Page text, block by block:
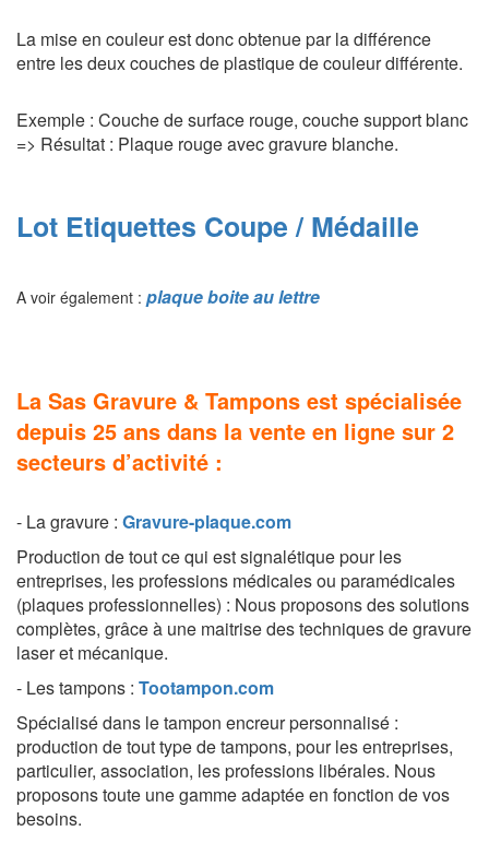
La mise en couleur est donc obtenue par la différence
entre les deux couches de plastique de couleur différente.
Exemple : Couche de surface rouge, couche support blanc
=> Résultat : Plaque rouge avec gravure blanche.
Lot Etiquettes Coupe / Médaille
A voir également : plaque boite au lettre
La Sas Gravure & Tampons est spécialisée
depuis 25 ans dans la vente en ligne sur 2
secteurs d’activité :
- La gravure : Gravure-plaque.com
Production de tout ce qui est signalétique pour les
entreprises, les professions médicales ou paramédicales
(plaques professionnelles) : Nous proposons des solutions
complètes, grâce à une maitrise des techniques de gravure
laser et mécanique.
- Les tampons : Tootampon.com
Spécialisé dans le tampon encreur personnalisé :
production de tout type de tampons, pour les entreprises,
particulier, association, les professions libérales. Nous
proposons toute une gamme adaptée en fonction de vos
besoins.